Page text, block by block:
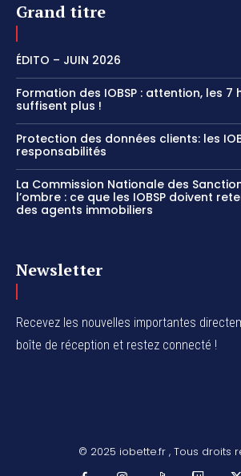
Grand titre
ÉDITO – JUIN 2026
Formation des IOBSP : attention, les 7
suffisent plus !
Protection des données clients: les
responsabilités
La Commission Nationale des
l’ombre : ce que les IOBSP doivent
des agents immobiliers
Newsletter
Recevez les nouvelles importantes
boîte de réception et restez connecté !
© 2025 iobette.fr , Tous droits